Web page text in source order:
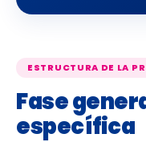
ESTRUCTURA DE LA
Fase
específica